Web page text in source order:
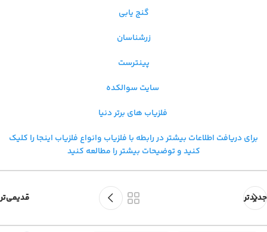
گنج یابی
زرشناسان
پینترست
سایت سوالکده
فلزیاب های برتر دنیا
برای دریافت اطلاعات بیشتر در رابطه با فلزیاب وانواع فلزیاب اینجا را کلیک
کنید و توضیحات بیشتر را مطالعه کنید
جدیدتر قدیمی‌تر